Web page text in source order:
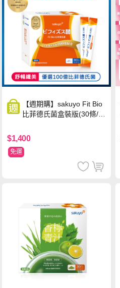
【週期購】sakuyo Fit Bio
比菲德氏菌盒裝版(30條/
$1,400
免運